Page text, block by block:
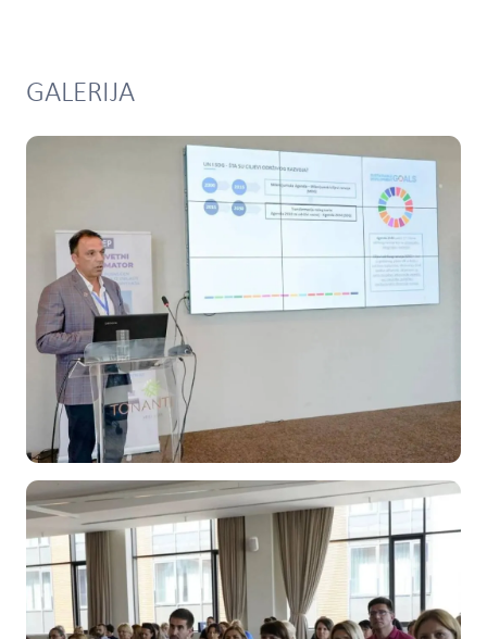
GALERIJA